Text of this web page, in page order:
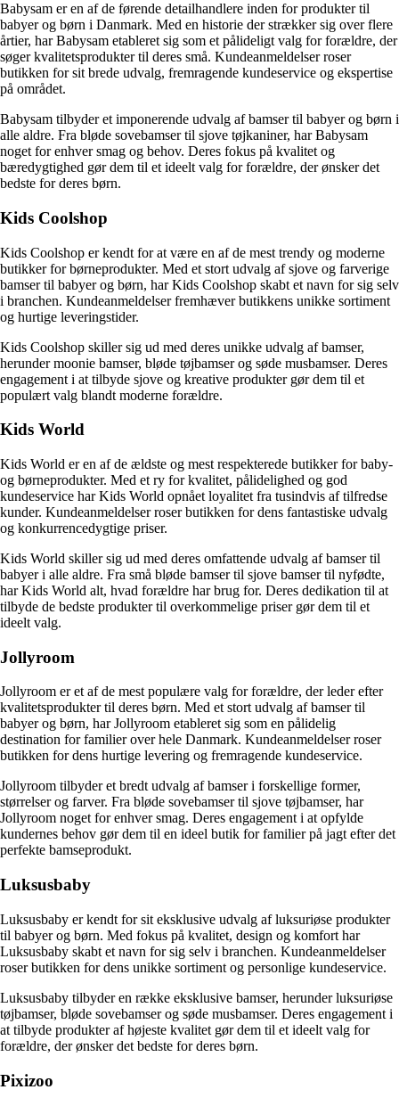
Babysam er en af de førende detailhandlere inden for produkter til
babyer og børn i Danmark. Med en historie der strækker sig over flere
årtier, har Babysam etableret sig som et pålideligt valg for forældre, der
søger kvalitetsprodukter til deres små. Kundeanmeldelser roser
butikken for sit brede udvalg, fremragende kundeservice og ekspertise
på området.
Babysam tilbyder et imponerende udvalg af bamser til babyer og børn i
alle aldre. Fra bløde sovebamser til sjove tøjkaniner, har Babysam
noget for enhver smag og behov. Deres fokus på kvalitet og
bæredygtighed gør dem til et ideelt valg for forældre, der ønsker det
bedste for deres børn.
Kids Coolshop
Kids Coolshop er kendt for at være en af de mest trendy og moderne
butikker for børneprodukter. Med et stort udvalg af sjove og farverige
bamser til babyer og børn, har Kids Coolshop skabt et navn for sig selv
i branchen. Kundeanmeldelser fremhæver butikkens unikke sortiment
og hurtige leveringstider.
Kids Coolshop skiller sig ud med deres unikke udvalg af bamser,
herunder moonie bamser, bløde tøjbamser og søde musbamser. Deres
engagement i at tilbyde sjove og kreative produkter gør dem til et
populært valg blandt moderne forældre.
Kids World
Kids World er en af de ældste og mest respekterede butikker for baby-
og børneprodukter. Med et ry for kvalitet, pålidelighed og god
kundeservice har Kids World opnået loyalitet fra tusindvis af tilfredse
kunder. Kundeanmeldelser roser butikken for dens fantastiske udvalg
og konkurrencedygtige priser.
Kids World skiller sig ud med deres omfattende udvalg af bamser til
babyer i alle aldre. Fra små bløde bamser til sjove bamser til nyfødte,
har Kids World alt, hvad forældre har brug for. Deres dedikation til at
tilbyde de bedste produkter til overkommelige priser gør dem til et
ideelt valg.
Jollyroom
Jollyroom er et af de mest populære valg for forældre, der leder efter
kvalitetsprodukter til deres børn. Med et stort udvalg af bamser til
babyer og børn, har Jollyroom etableret sig som en pålidelig
destination for familier over hele Danmark. Kundeanmeldelser roser
butikken for dens hurtige levering og fremragende kundeservice.
Jollyroom tilbyder et bredt udvalg af bamser i forskellige former,
størrelser og farver. Fra bløde sovebamser til sjove tøjbamser, har
Jollyroom noget for enhver smag. Deres engagement i at opfylde
kundernes behov gør dem til en ideel butik for familier på jagt efter det
perfekte bamseprodukt.
Luksusbaby
Luksusbaby er kendt for sit eksklusive udvalg af luksuriøse produkter
til babyer og børn. Med fokus på kvalitet, design og komfort har
Luksusbaby skabt et navn for sig selv i branchen. Kundeanmeldelser
roser butikken for dens unikke sortiment og personlige kundeservice.
Luksusbaby tilbyder en række eksklusive bamser, herunder luksuriøse
tøjbamser, bløde sovebamser og søde musbamser. Deres engagement i
at tilbyde produkter af højeste kvalitet gør dem til et ideelt valg for
forældre, der ønsker det bedste for deres børn.
Pixizoo